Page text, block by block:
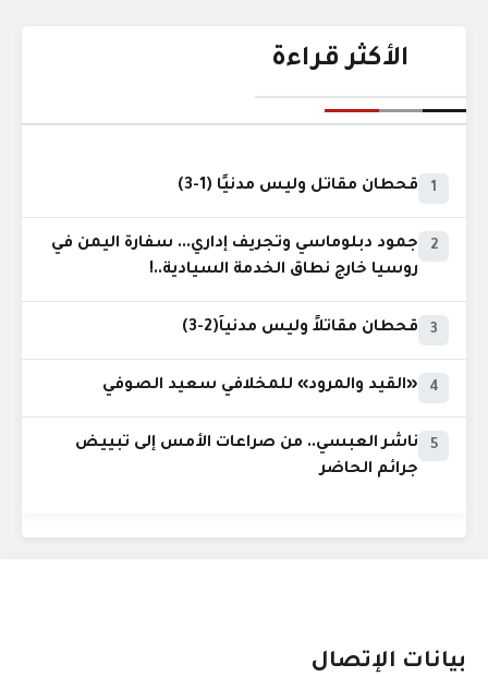
الأكثر قراءة
1 قحطان مقاتل وليس مدنيًا (1-3)
2
جمود دبلوماسي وتجريف إداري... سفارة اليمن في
روسيا خارج نطاق الخدمة السيادية..!
3 قحطان مقاتلاً وليس مدنياً(2-3)
4 «القيد والمرود» للمخلافي سعيد الصوفي
5
ناشر العبسي.. من صراعات الأمس إلى تبييض
جرائم الحاضر
بيانات الإتصال